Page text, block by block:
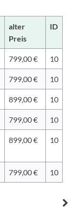
alter
Preis
ID
799,00 € 10
799,00 € 10
899,00 € 10
799,00 € 10
899,00 € 10
799,00 € 10